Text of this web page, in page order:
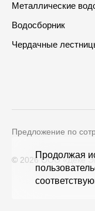
Где
Контакты
8 800 100 71 45
Металлические
Водосборник
Чердачные
Предложение по
© 2026 ООО «Дёке
Продолжая